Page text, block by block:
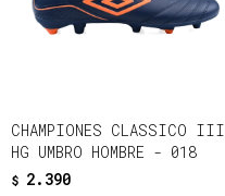
CHAMPIONES CLASSICO III
HG UMBRO HOMBRE - 018
$ 2.390